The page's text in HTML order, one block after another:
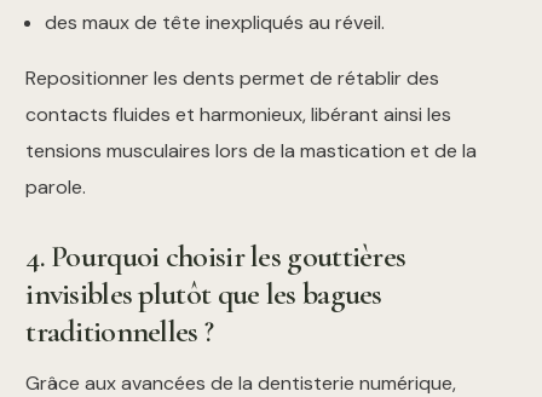
des maux de tête inexpliqués au réveil.
Repositionner les dents permet de rétablir des
contacts fluides et harmonieux, libérant ainsi les
tensions musculaires lors de la mastication et de la
parole.
4. Pourquoi choisir les gouttières
invisibles plutôt que les bagues
traditionnelles ?
Grâce aux avancées de la dentisterie numérique,